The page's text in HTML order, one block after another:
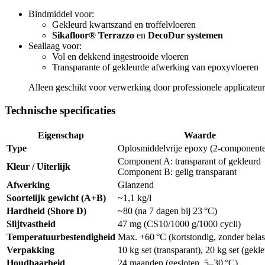
Bindmiddel voor:
Gekleurd kwartszand en troffelvloeren
Sikafloor® Terrazzo en DecoDur systemen
Seallaag voor:
Vol en dekkend ingestrooide vloeren
Transparante of gekleurde afwerking van epoxyvloeren
Alleen geschikt voor verwerking door professionele
Technische specificaties
Eigenschap
Waarde
Type
Oplosmiddelvrije epoxy (2-
Kleur / Uiterlijk
Component A: transparant of gekleurd
Component B: gelig transparant
Afwerking
Glanzend
Soortelijk gewicht (A+B)
~1,1 kg/l
Hardheid (Shore D)
~80 (na 7 dagen bij 23 °C)
Slijtvastheid
47 mg (CS10/1000 g/1000 cycli)
Temperatuurbestendigheid Max. +60 °C (kortstondig, zonder
Verpakking
10 kg set (transparant), 20 kg set
Houdbaarheid
24 maanden (gesloten, 5–30 °C)